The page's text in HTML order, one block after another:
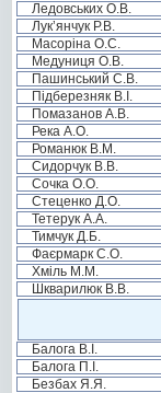
Ледовських О.В.
Лук’янчук Р.В.
Масоріна О.С.
Медуниця О.В.
Пашинський С.В.
Підберезняк В.І.
Помазанов А.В.
Река А.О.
Романюк В.М.
Сидорчук В.В.
Сочка О.О.
Стеценко Д.О.
Тетерук А.А.
Тимчук Д.Б.
Фаєрмарк С.О.
Хміль М.М.
Шкварилюк В.В.
Балога В.І.
Балога П.І.
Безбах Я.Я.